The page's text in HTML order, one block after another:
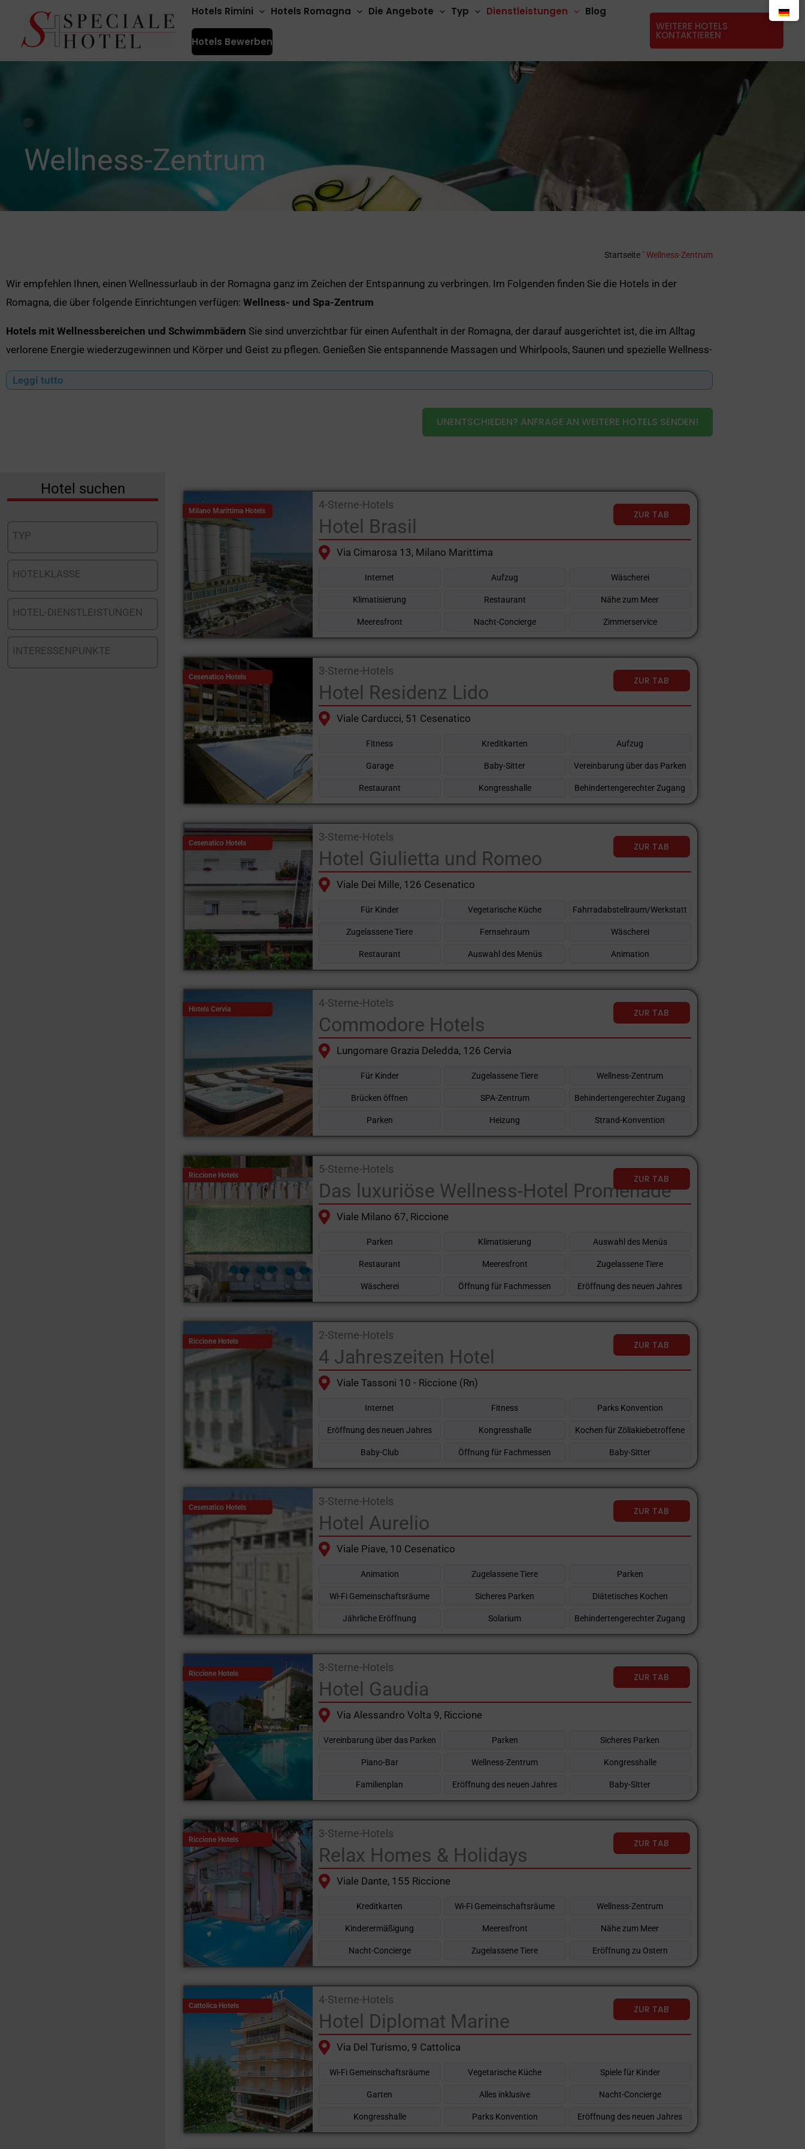
springen
Hotels Rimini Hotels Romagna Die Angebote Typ Dienstleistungen Blog
Hotels Bewerben
WEITERE HOTELS
KONTAKTIEREN
Wellness-Zentrum
Startseite "Wellness-Zentrum
Wir empfehlen Ihnen, einen Wellnessurlaub in der Romagna ganz im Zeichen der Entspannung zu verbringen. Im Folgenden finden Sie die Hotels in der
Romagna, die über folgende Einrichtungen verfügen: Wellness- und Spa-Zentrum
Hotels mit Wellnessbereichen und Schwimmbädern Sie sind unverzichtbar für einen Aufenthalt in der Romagna, der darauf ausgerichtet ist, die im Alltag
verlorene Energie wiederzugewinnen und Körper und Geist zu pflegen. Genießen Sie entspannende Massagen und Whirlpools, Saunen und spezielle Wellness-
Programme.
Lust auf Zweisamkeit wiederzuentdecken. Auch ältere Menschen finden hier den idealen Ort, um neue Kraft zu tanken und ein wenig Ruhe und Gelassenheit zu
Leggi tutto
UNENTSCHIEDEN? ANFRAGE AN WEITERE HOTELS SENDEN!
Hotel suchen
TYP
HOTELKLASSE
HOTEL-DIENSTLEISTUNGEN
INTERESSENPUNKTE
Milano Marittima Hotels 4-Sterne-Hotels
ZUR TAB
Hotel Brasil
Via Cimarosa 13, Milano Marittima
Internet Aufzug Wäscherei
Klimatisierung Restaurant Nähe zum Meer
Meeresfront Nacht-Concierge Zimmerservice
Cesenatico Hotels 3-Sterne-Hotels
ZUR TAB
Hotel Residenz Lido
Viale Carducci, 51 Cesenatico
Fitness Kreditkarten Aufzug
Garage Baby-Sitter Vereinbarung über das Parken
Restaurant Kongresshalle Behindertengerechter Zugang
Cesenatico Hotels 3-Sterne-Hotels
ZUR TAB
Hotel Giulietta und Romeo
Viale Dei Mille, 126 Cesenatico
Für Kinder Vegetarische Küche Fahrradabstellraum/Werkstatt
Zugelassene Tiere Fernsehraum Wäscherei
Restaurant Auswahl des Menüs Animation
Hotels Cervia 4-Sterne-Hotels
ZUR TAB
Commodore Hotels
Lungomare Grazia Deledda, 126 Cervia
Für Kinder Zugelassene Tiere Wellness-Zentrum
Brücken öffnen SPA-Zentrum Behindertengerechter Zugang
Parken Heizung Strand-Konvention
Riccione Hotels 5-Sterne-Hotels
ZUR TAB
Das luxuriöse Wellness-Hotel Promenade
Viale Milano 67, Riccione
Parken Klimatisierung Auswahl des Menüs
Restaurant Meeresfront Zugelassene Tiere
Wäscherei Öffnung für Fachmessen Eröffnung des neuen Jahres
Riccione Hotels 2-Sterne-Hotels
ZUR TAB
4 Jahreszeiten Hotel
Viale Tassoni 10 - Riccione (Rn)
Internet Fitness Parks Konvention
Eröffnung des neuen Jahres Kongresshalle Kochen für Zöliakiebetroffene
Baby-Club Öffnung für Fachmessen Baby-Sitter
Cesenatico Hotels 3-Sterne-Hotels
ZUR TAB
Hotel Aurelio
Viale Piave, 10 Cesenatico
Animation Zugelassene Tiere Parken
Wi-Fi Gemeinschaftsräume Sicheres Parken Diätetisches Kochen
Jährliche Eröffnung Solarium Behindertengerechter Zugang
Riccione Hotels 3-Sterne-Hotels
ZUR TAB
Hotel Gaudia
Via Alessandro Volta 9, Riccione
Vereinbarung über das Parken Parken Sicheres Parken
Piano-Bar Wellness-Zentrum Kongresshalle
Familienplan Eröffnung des neuen Jahres Baby-Sitter
Riccione Hotels 3-Sterne-Hotels
ZUR TAB
Relax Homes & Holidays
Viale Dante, 155 Riccione
Kreditkarten Wi-Fi Gemeinschaftsräume Wellness-Zentrum
Kinderermäßigung Meeresfront Nähe zum Meer
Nacht-Concierge Zugelassene Tiere Eröffnung zu Ostern
Cattolica Hotels 4-Sterne-Hotels
ZUR TAB
Hotel Diplomat Marine
Via Del Turismo, 9 Cattolica
Wi-Fi Gemeinschaftsräume Vegetarische Küche Spiele für Kinder
Garten Alles inklusive Nacht-Concierge
Kongresshalle Parks Konvention Eröffnung des neuen Jahres